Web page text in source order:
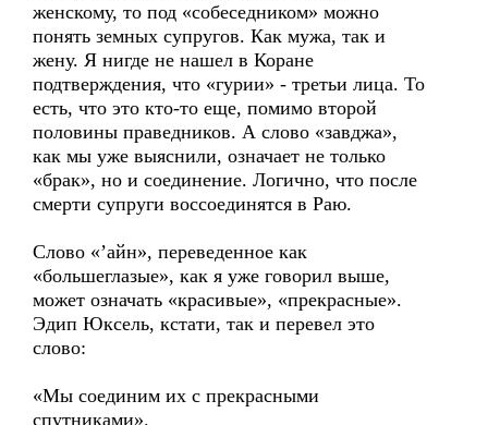
женскому, то под «собеседником» можно
понять земных супругов. Как мужа, так и
жену. Я нигде не нашел в Коране
подтверждения, что «гурии» - третьи лица. То
есть, что это кто-то еще, помимо второй
половины праведников. А слово «завджа»,
как мы уже выяснили, означает не только
«брак», но и соединение. Логично, что после
смерти супруги воссоединятся в Раю.
Слово «’айн», переведенное как
«большеглазые», как я уже говорил выше,
может означать «красивые», «прекрасные».
Эдип Юксель, кстати, так и перевел это
слово:
«Мы соединим их с прекрасными
спутниками».